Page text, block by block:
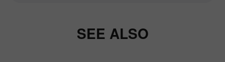
SEE ALSO